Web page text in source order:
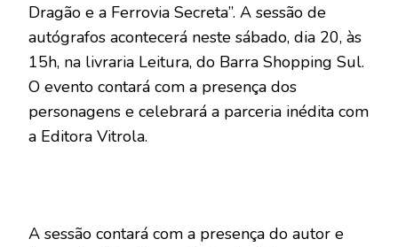
Dragão e a Ferrovia Secreta”. A sessão de
autógrafos acontecerá neste sábado, dia 20, às
15h, na livraria Leitura, do Barra Shopping Sul.
O evento contará com a presença dos
personagens e celebrará a parceria inédita com
a Editora Vitrola.
A sessão contará com a presença do autor e